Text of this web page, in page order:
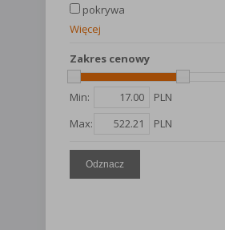
pokrywa
Więcej
Zakres cenowy
Min:
PLN
Max:
PLN
Odznacz